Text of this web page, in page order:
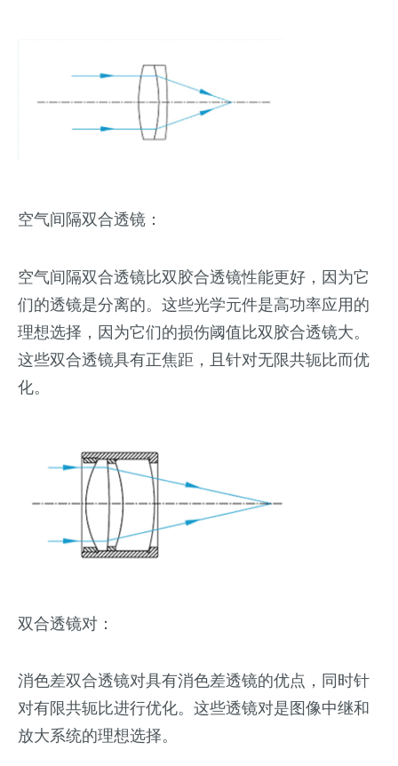
空气间隔双合透镜：
空气间隔双合透镜比双胶合透镜性能更好，因为它
们的透镜是分离的。这些光学元件是高功率应用的
理想选择，因为它们的损伤阈值比双胶合透镜大。
这些双合透镜具有正焦距，且针对无限共轭比而优
化。
双合透镜对：
消色差双合透镜对具有消色差透镜的优点，同时针
对有限共轭比进行优化。这些透镜对是图像中继和
放大系统的理想选择。